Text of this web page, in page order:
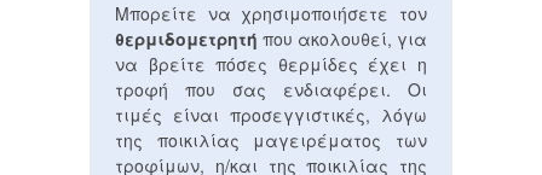
Μπορείτε να χρησιμοποιήσετε τον
θερμιδομετρητή που ακολουθεί, για
να βρείτε πόσες θερμίδες έχει η
τροφή που σας ενδιαφέρει. Οι
τιμές είναι προσεγγιστικές, λόγω
της ποικιλίας μαγειρέματος των
τροφίμων, η/και της ποικιλίας της